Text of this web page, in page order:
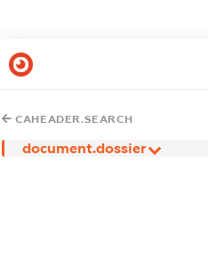
CAHEADER.SEARCH
document.dossier